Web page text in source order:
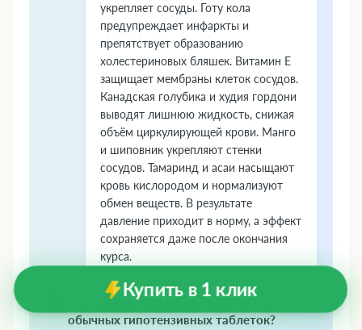
укрепляет сосуды. Готу кола
предупреждает инфаркты и
препятствует образованию
холестериновых бляшек. Витамин Е
защищает мембраны клеток сосудов.
Канадская голубика и худия гордони
выводят лишнюю жидкость, снижая
объём циркулирующей крови. Манго
и шиповник укрепляют стенки
сосудов. Тамаринд и асаи насыщают
кровь кислородом и нормализуют
обмен веществ. В результате
давление приходит в норму, а эффект
сохраняется даже после окончания
курса.
Чем Кордис Меридиан отличается от
обычных гипотензивных таблеток?
Купить в 1 клик